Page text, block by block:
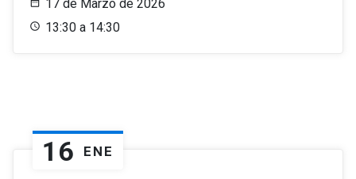
17 de Marzo de 2026
13:30 a 14:30
16 ENE